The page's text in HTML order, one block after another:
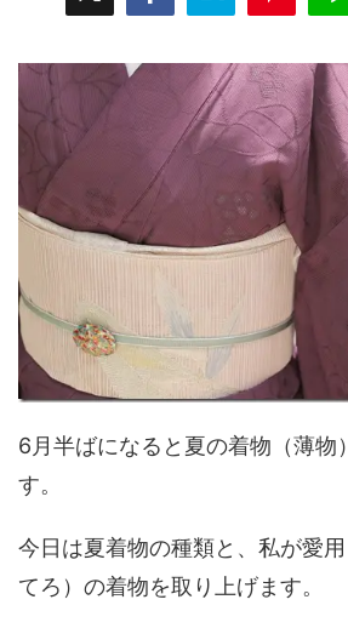
6月半ばになると夏の着物（薄物
す。
今日は夏着物の種類と、私が愛
てろ）の着物を取り上げます。